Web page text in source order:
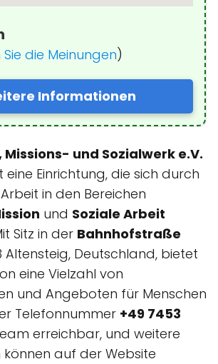
Sie die Meinungen)
Informationen
und Sozialwerk e.V.
eine Einrichtung, die sich durch
in den Bereichen
und Soziale Arbeit
Sitz in der Bahnhofstraße
Altensteig, Deutschland, bietet
eine Vielzahl von
und Angeboten für Menschen
Telefonnummer +49 7453
erreichbar, und weitere
auf der Website